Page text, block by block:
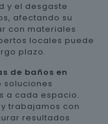
y el desgaste
afectando su
con materiales
locales puede
plazo.
de baños en
soluciones
a cada espacio.
trabajamos con
resultados